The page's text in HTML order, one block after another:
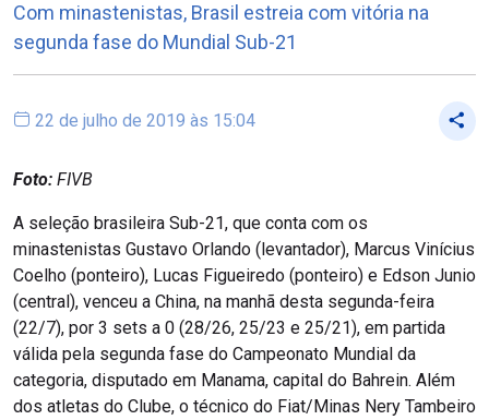
Com minastenistas, Brasil estreia com vitória na
segunda fase do Mundial Sub-21
22 de julho de 2019 às 15:04
Foto: FIVB
A seleção brasileira Sub-21, que conta com os
minastenistas Gustavo Orlando (levantador), Marcus Vinícius
Coelho (ponteiro), Lucas Figueiredo (ponteiro) e Edson Junio
(central), venceu a China, na manhã desta segunda-feira
(22/7), por 3 sets a 0 (28/26, 25/23 e 25/21), em partida
válida pela segunda fase do Campeonato Mundial da
categoria, disputado em Manama, capital do Bahrein. Além
dos atletas do Clube, o técnico do Fiat/Minas Nery Tambeiro